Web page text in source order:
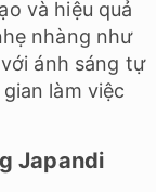
và hiệu quả
nhàng như
ánh sáng tự
làm việc
Japandi